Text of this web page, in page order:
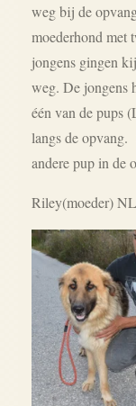
weg bij de
moederhond met
jongens gingen
weg. De jongens
één van de pups
langs de opvang.
andere pup in de
Riley(moeder)